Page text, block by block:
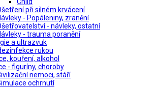
Child
při silném krvácení
- Popáleniny, zranění
- návleky, ostatní
- trauma poranění
a ultrazvuk
rukou
kouření, alkohol
- figuríny, choroby
nemoci, stáří
ochrnutí